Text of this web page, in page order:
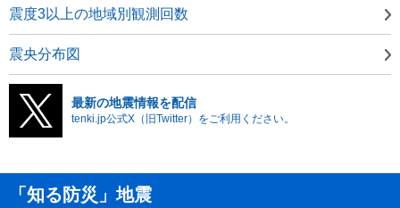
震度3以上の地域別観測回数
震央分布図
最新の地震情報を配信
tenki.jp公式X（旧Twitter）をご利用ください。
「知る防災」地震